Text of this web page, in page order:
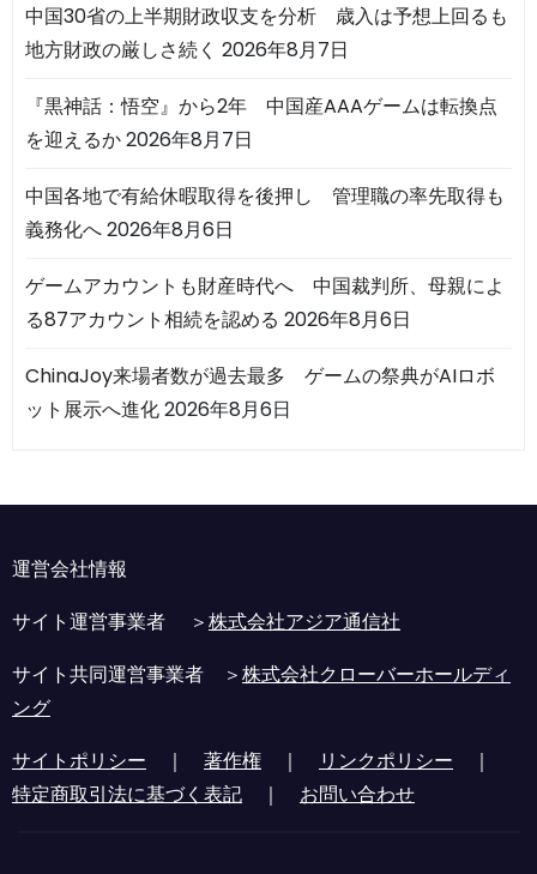
中国30省の上半期財政収支を分析 歳入は予想上回るも
地方財政の厳しさ続く 2026年8月7日
『黒神話：悟空』から2年 中国産AAAゲームは転換点
を迎えるか2026年8月7日
中国各地で有給休暇取得を後押し 管理職の率先取得も
義務化へ2026年8月6日
ゲームアカウントも財産時代へ 中国裁判所、母親によ
る87アカウント相続を認める 2026年8月6日
ChinaJoy来場者数が過去最多 ゲームの祭典がAIロボ
ット展示へ進化2026年8月6日
運営会社情報
サイト運営事業者 ＞株式会社アジア通信社
サイト共同運営事業者 ＞株式会社クローバーホールディ
ング
サイトポリシー ｜ 著作権 ｜ リンクポリシー ｜
特定商取引法に基づく表記 ｜ お問い合わせ